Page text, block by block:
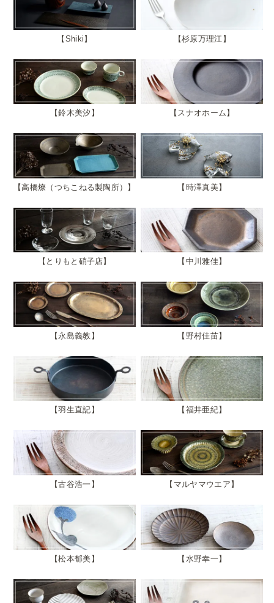
Shiki 杉原万理江
鈴木美汐 スナオホーム
高橋燎（つちこねる製陶所） 時澤真美
とりもと硝子店 中川雅佳
永島義教 野村佳苗
羽生直記 福井亜紀
古谷浩一 マルヤマウエア
松本郁美 水野幸一